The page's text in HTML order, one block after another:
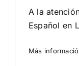
A la
Español en
Más